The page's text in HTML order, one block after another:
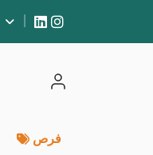
فرص